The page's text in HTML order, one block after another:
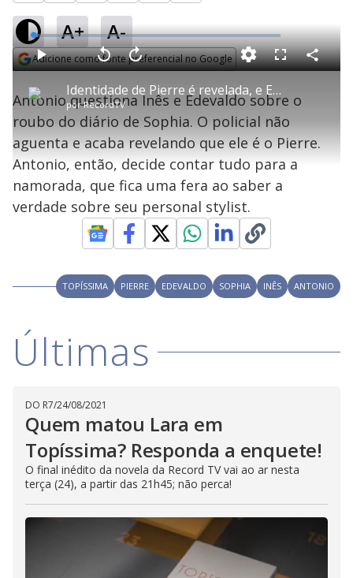
A+ A-
Adicione como fonte preferencial no Google
P
l
a
y
V
e
o
Identidade de Pierre é revelada, e Edevaldo precisa lidar com Sophia - Topíssima
porRecordTV
P V
l
t
a
r
1
0
e
g
n
d
s
A
n
ç
a
1
s
u
n
o
s
o
L
o
a
d
e
:
1
.
8
1
%
F
s
c
e
n
C
o
a
Antonio questiona Inês e Edevaldo sobre o
roubo do diário de Sophia. O policial não
aguenta e acaba revelando que ele é o Pierre.
Antonio, então, decide contar tudo para a
namorada, que fica uma fera ao saber a
verdade sobre seu personal stylist.
TOPÍSSIMA PIERRE EDEVALDO SOPHIA INÊS ANTONIO
Últimas
DO R7/24/08/2021
Quem matou Lara em
Topíssima? Responda a enquete!
O final inédito da novela da Record TV vai ao ar nesta
terça (24), a partir das 21h45; não perca!